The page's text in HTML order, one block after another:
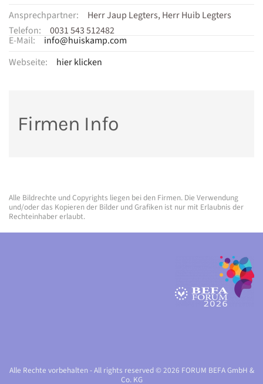
Ansprechpartner:
Herr Jaup Legters, Herr Huib Legters
Telefon:
0031 543 512482
E-Mail:
info@huiskamp.com
Webseite:
hier klicken
Firmen Info
Alle Bildrechte und Copyrights liegen bei den Firmen. Die Verwendung
und/oder das Kopieren der Bilder und Grafiken ist nur mit Erlaubnis der
Rechteinhaber erlaubt.
Alle Rechte vorbehalten - All rights reserved © 2026 FORUM BEFA GmbH &
Co. KG